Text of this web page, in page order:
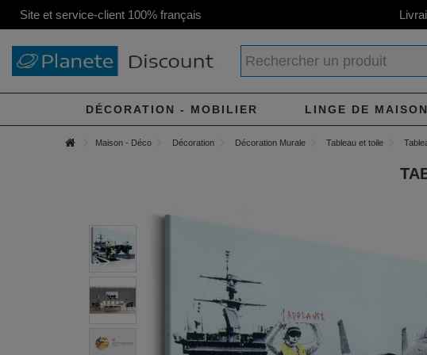
Site et service-client 100% français
DÉCORATION - MOBILIER LINGE DE MAISON
Maison - Déco Décoration Décoration Murale Tableau et toile